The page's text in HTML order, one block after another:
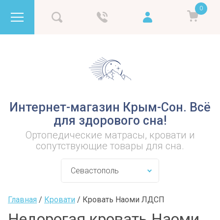
0
Интернет-магазин Крым-Сон. Всё
для здорового сна!
Ортопедические матрасы, кровати и
сопутствующие товары для сна.
Главная / Кровати / Кровать Наоми ЛДСП